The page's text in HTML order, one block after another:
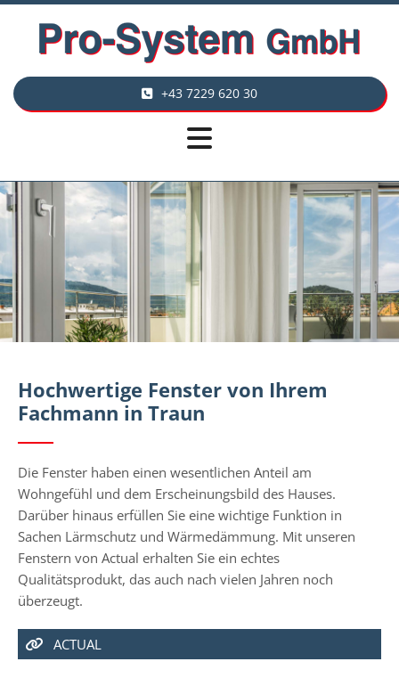
+43 7229 620 30
Hochwertige Fenster von Ihrem
Fachmann in Traun
Die Fenster haben einen wesentlichen Anteil am
Wohngefühl und dem Erscheinungsbild des Hauses.
Darüber hinaus erfüllen Sie eine wichtige Funktion in
Sachen Lärmschutz und Wärmedämmung. Mit unseren
Fenstern von Actual erhalten Sie ein echtes
Qualitätsprodukt, das auch nach vielen Jahren noch
überzeugt.
ACTUAL